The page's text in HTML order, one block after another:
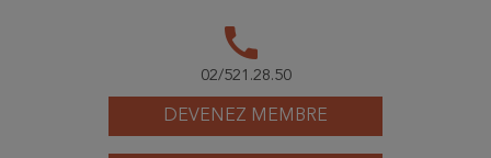
DEVENEZ MEMBRE
call
02/521.28.50